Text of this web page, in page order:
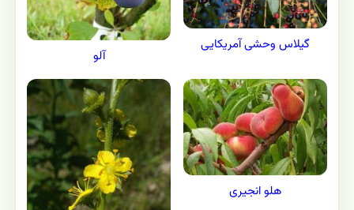
گیلاس وحشی آمریکایی
آلو
هلو انجیری